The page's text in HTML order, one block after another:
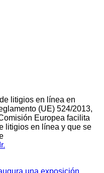
litigios en línea en
(UE) 524/2013,
Europea facilita
litigios en línea y que se